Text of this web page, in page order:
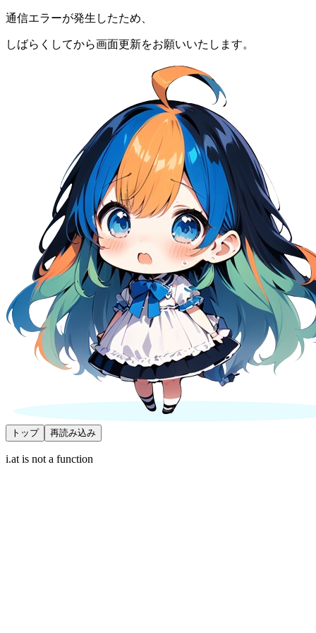
通信エラーが発生したため、
しばらくしてから画面更新をお願いいたします。
トップ 再読み込み
i.at is not a function